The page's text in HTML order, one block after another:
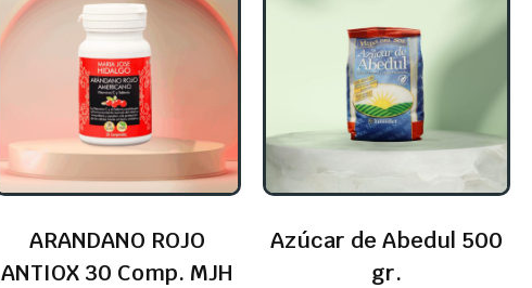
ARANDANO ROJO
ANTIOX 30 Comp. MJH
Azúcar de Abedul 500
gr.